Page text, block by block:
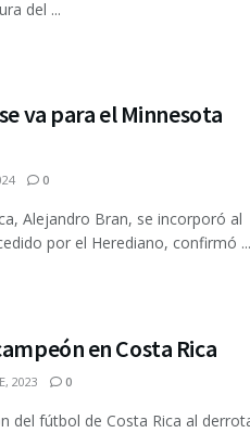
del ...
va para el Minnesota
0
Alejandro Bran, se incorporó al
por el Herediano, confirmó ...
en Costa Rica
2023 0
del fútbol de Costa Rica al